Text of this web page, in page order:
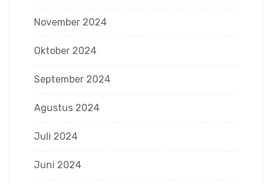
November 2024
Oktober 2024
September 2024
Agustus 2024
Juli 2024
Juni 2024